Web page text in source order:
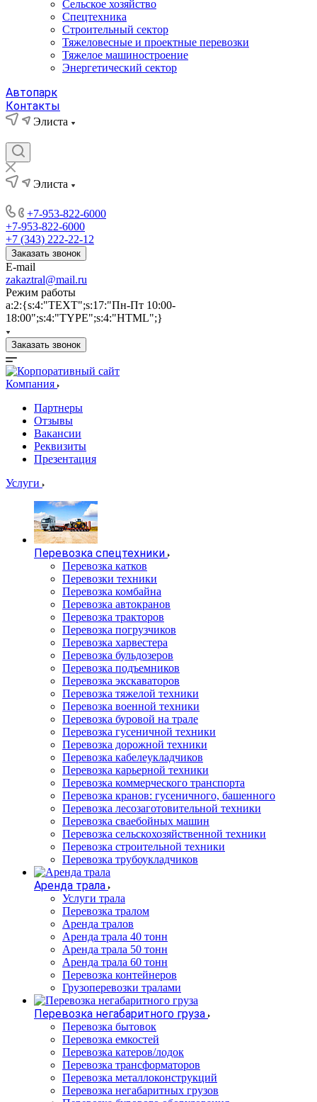
Сельское хозяйство
Спецтехника
Строительный сектор
Тяжеловесные и проектные перевозки
Тяжелое машиностроение
Энергетический сектор
Автопарк
Контакты
Элиста
Элиста
+7-953-822-6000
+7-953-822-6000
+7 (343) 222-22-12
Заказать звонок
E-mail
zakaztral@mail.ru
Режим работы
a:2:{s:4:"TEXT";s:17:"Пн-Пт 10:00-
18:00";s:4:"TYPE";s:4:"HTML";}
Заказать звонок
Компания
Партнеры
Отзывы
Вакансии
Реквизиты
Презентация
Услуги
Перевозка спецтехники
Перевозка катков
Перевозки техники
Перевозка комбайна
Перевозка автокранов
Перевозка тракторов
Перевозка погрузчиков
Перевозка харвестера
Перевозка бульдозеров
Перевозка подъемников
Перевозка экскаваторов
Перевозка тяжелой техники
Перевозка военной техники
Перевозка буровой на трале
Перевозка гусеничной техники
Перевозка дорожной техники
Перевозка кабелеукладчиков
Перевозка карьерной техники
Перевозка коммерческого транспорта
Перевозка кранов: гусеничного, башенного
Перевозка лесозаготовительной техники
Перевозка сваебойных машин
Перевозка сельскохозяйственной техники
Перевозка строительной техники
Перевозка трубоукладчиков
Аренда трала
Услуги трала
Перевозка тралом
Аренда тралов
Аренда трала 40 тонн
Аренда трала 50 тонн
Аренда трала 60 тонн
Перевозка контейнеров
Грузоперевозки тралами
Перевозка негабаритного груза
Перевозка бытовок
Перевозка емкостей
Перевозка катеров/лодок
Перевозка трансформаторов
Перевозка металлоконструкций
Перевозка негабаритных грузов